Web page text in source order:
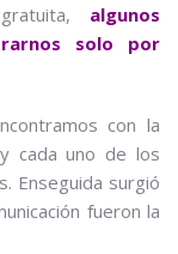
algunos
solo por
con la
cada uno de los
Enseguida surgió
fueron la